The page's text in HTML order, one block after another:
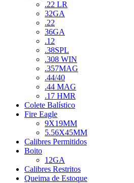
.22 LR
32GA
.22
36GA
.12
.38SPL
.308 WIN
.357MAG
.44/40
.44 MAG
.17 HMR
Colete Balístico
Fire Eagle
9X19MM
5.56X45MM
Calibres Permitidos
Boito
12GA
Calibres Restritos
Queima de Estoque